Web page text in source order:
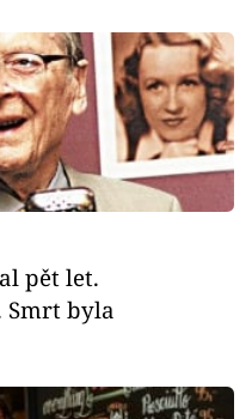
pět let.
Smrt byla